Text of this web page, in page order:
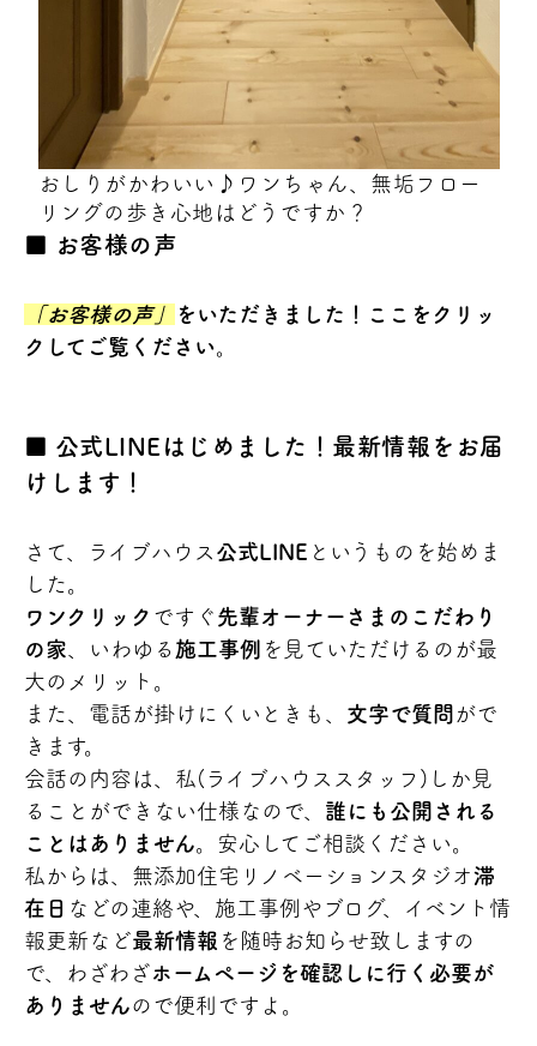
おしりがかわいい♪ワンちゃん、無垢フロー
リングの歩き心地はどうですか？
お客様の声
「お客様の声」
をいただきました！ここをクリッ
クしてご覧ください。
公式LINEはじめました！最新情報をお届
けします！
さて、ライブハウス 公式LINE というものを始めま
した。
ワンクリック ですぐ 先輩オーナーさまのこだわり
の家 、いわゆる 施工事例 を見ていただけるのが最
大のメリット。
また、電話が掛けにくいときも、 文字で質問 がで
きます。
会話の内容は、私(ライブハウススタッフ)しか見
ることができない仕様なので、 誰にも公開される
ことはありません。安心してご相談ください。
私からは、無添加住宅リノベーションスタジオ滞
在日 などの連絡や、施工事例やブログ、イベント情
報更新など最新情報 を随時お知らせ致しますの
で、わざわざホームページを確認しに行く必要が
ありませんので便利ですよ。